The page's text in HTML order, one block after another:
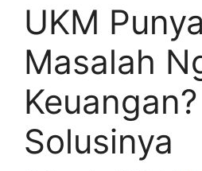
UKM Punya
Masalah
Solusinya